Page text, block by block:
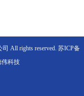
All rights reserved. 苏ICP备
科技